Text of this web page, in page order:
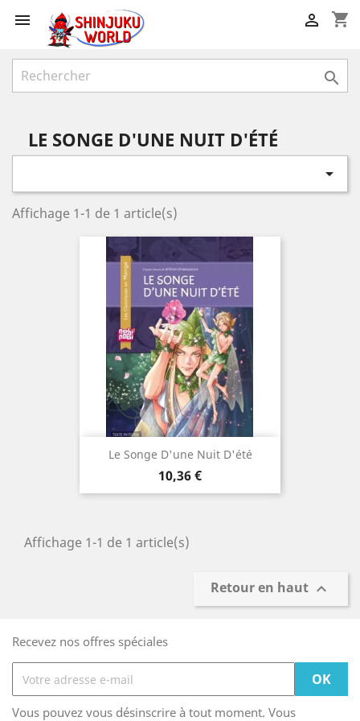
 shopping_cart


LE SONGE D'UNE NUIT D'ÉTÉ

Affichage 1-1 de 1 article(s)
Le Songe D'une Nuit D'été
Prix
10,36 €
Affichage 1-1 de 1 article(s)
Retour en haut 
Recevez nos offres spéciales
Vous pouvez vous désinscrire à tout moment. Vous